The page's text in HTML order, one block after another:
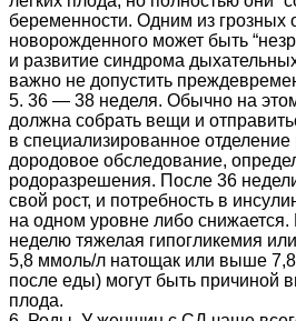
беременности. Одним из грозных
новорожденного может быть
и развитие синдрома
важно не допустить
5. 36 — 38 неделя. Обычно на
должна собрать вещи и
в специализированное
дородовое обследование,
родоразрешения. После 36
свой рост, и потребность в
на одном уровне либо
неделю тяжелая гипогликемия
5,8 ммоль/л натощак или выше
после еды) могут быть причиной
плода.